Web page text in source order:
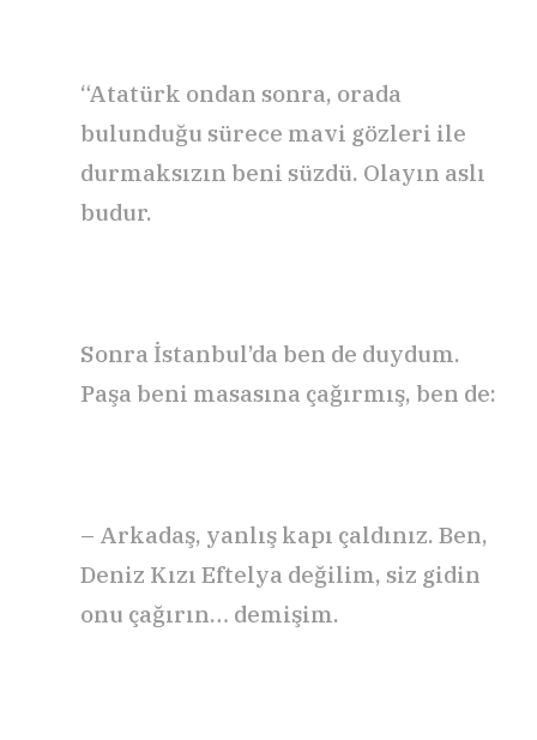
“Atatürk ondan sonra, orada
bulunduğu sürece mavi gözleri ile
durmaksızın beni süzdü. Olayın aslı
budur.
Sonra İstanbul’da ben de duydum.
Paşa beni masasına çağırmış, ben de:
– Arkadaş, yanlış kapı çaldınız. Ben,
Deniz Kızı Eftelya değilim, siz gidin
onu çağırın… demişim.